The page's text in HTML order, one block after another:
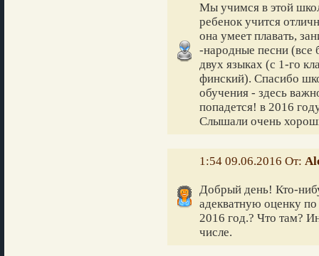
Мы учимся в этой
ребенок учится
она умеет плавать,
-народные песни (все
двух языках (с 1-го
финский). Спасибо
обучения - здесь
попадется! в 2016
Слышали очень
1:54 09.06.2016 От:
Добрый день! Кто-
адекватную оценку
2016 год.? Что там?
числе.